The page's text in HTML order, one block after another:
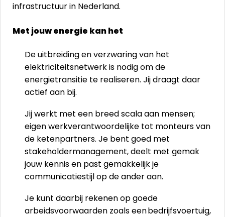
infrastructuur in Nederland.
Met jouw energie kan het
De uitbreiding en verzwaring van het
elektriciteitsnetwerk is nodig om de
energietransitie te realiseren. Jij draagt daar
actief aan bij.
Jij werkt met een breed scala aan mensen;
eigen werkverantwoordelijke tot monteurs van
de ketenpartners. Je bent goed met
stakeholdermanagement, deelt met gemak
jouw kennis en past gemakkelijk je
communicatiestijl op de ander aan.
Je kunt daarbij rekenen op goede
arbeidsvoorwaarden zoals een bedrijfsvoertuig,